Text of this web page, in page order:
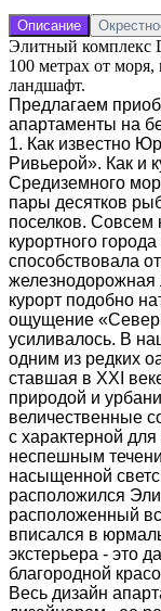
Описание
Элитный комплекс
100 метрах от
ландшафт.
Предлагаем
апартаменты на
1. Как известно
Ривьерой». Как и
Средиземного
пары десятков
поселков. Совсем
курортного
способствовала
железнодорожная
курорт подобно
ощущение
усиливалось. В
одним из редких
ставшая в XXI
природой и
величественные
с характерной для
неспешным
насыщенной
расположился
расположенный
вписался в
экстерьера - это
благородной
Весь дизайн